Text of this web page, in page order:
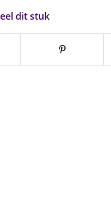
dit stuk